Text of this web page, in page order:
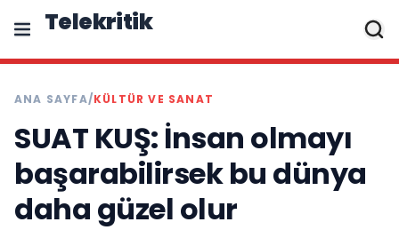
Telekritik
ANA SAYFA/KÜLTÜR VE SANAT
SUAT KUŞ: İnsan olmayı
başarabilirsek bu dünya
daha güzel olur